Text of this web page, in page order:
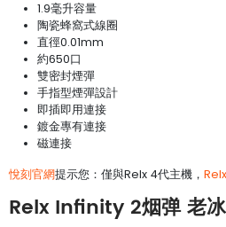
1.9毫升容量
陶瓷蜂窩式線圈
直徑0.01mm
約650口
雙密封煙彈
手指型煙彈設計
即插即用連接
鍍金專有連接
磁連接
悅刻官網提示您：僅與Relx 4代主機，
Relx Infinity 2烟弹 老